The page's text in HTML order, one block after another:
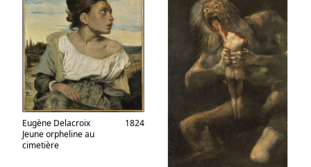
Eugène Delacroix
Jeune orpheline au
cimetière
1824